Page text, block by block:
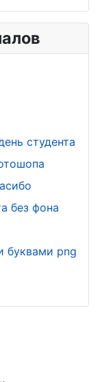
студента
без фона
буквами png